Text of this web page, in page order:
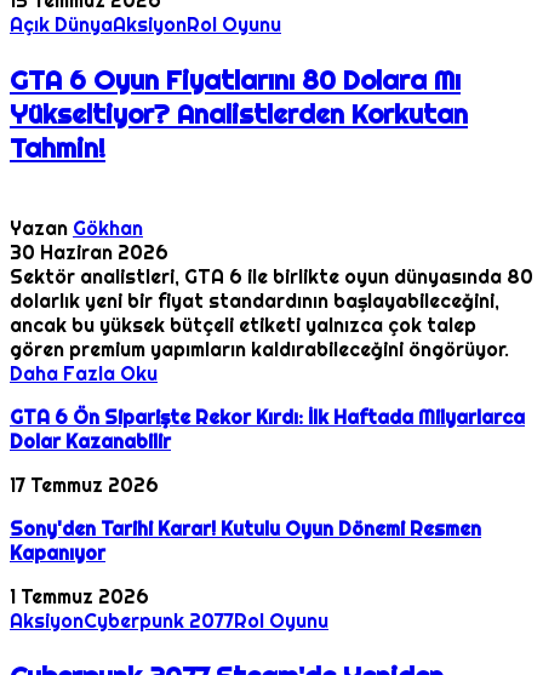
Açık DünyaAksiyonRol Oyunu
GTA 6 Oyun Fiyatlarını 80 Dolara Mı
Yükseltiyor? Analistlerden Korkutan
Tahmin!
Yazan Gökhan
30 Haziran 2026
Sektör analistleri, GTA 6 ile birlikte oyun dünyasında 80
dolarlık yeni bir fiyat standardının başlayabileceğini,
ancak bu yüksek bütçeli etiketi yalnızca çok talep
gören premium yapımların kaldırabileceğini öngörüyor.
Daha Fazla Oku
GTA 6 Ön Siparişte Rekor Kırdı: İlk Haftada Milyarlarca
Dolar Kazanabilir
17 Temmuz 2026
Sony'den Tarihi Karar! Kutulu Oyun Dönemi Resmen
Kapanıyor
1 Temmuz 2026
AksiyonCyberpunk 2077Rol Oyunu